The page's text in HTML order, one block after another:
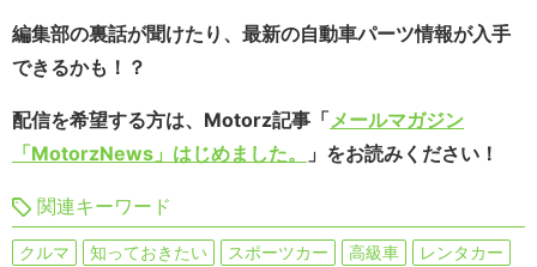
編集部の裏話が聞けたり、最新の自動車パーツ情報が入手
できるかも！？
配信を希望する方は、Motorz記事「メールマガジン
「MotorzNews」はじめました。
」をお読みください！
関連キーワード
クルマ 知っておきたい スポーツカー 高級車 レンタカー